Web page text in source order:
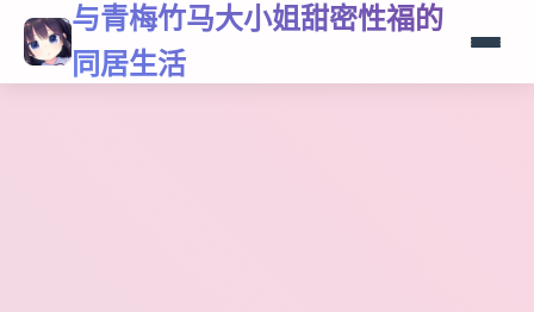
与青梅竹马大小姐甜密性福的
同居生活